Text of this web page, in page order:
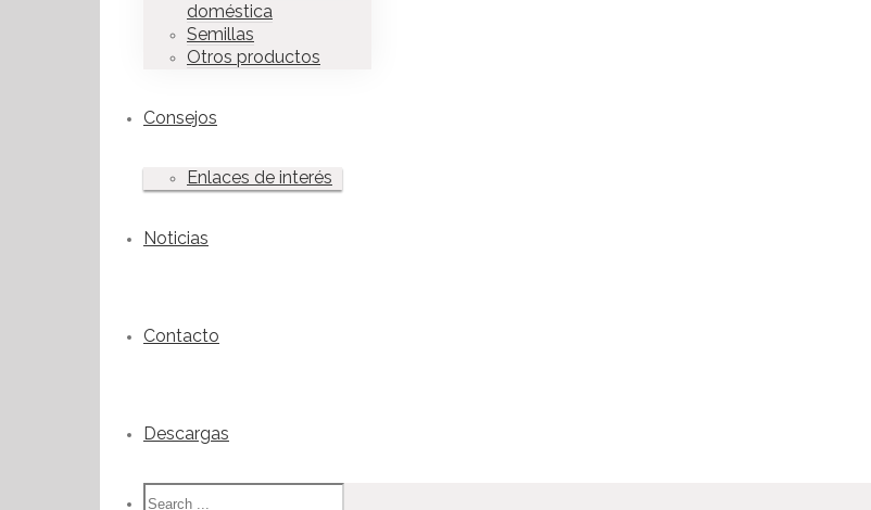
doméstica
Semillas
Otros productos
Consejos
Enlaces de interés
Noticias
Contacto
Descargas